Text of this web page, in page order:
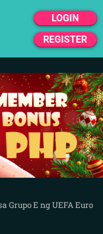
LOGIN
REGISTER
Grupo E ng UEFA Euro